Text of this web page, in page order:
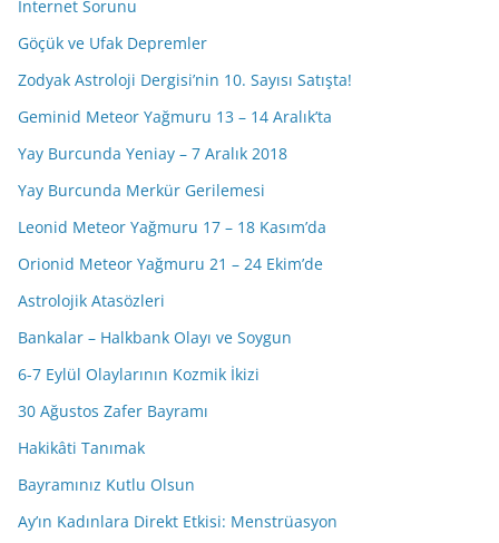
İnternet Sorunu
Göçük ve Ufak Depremler
Zodyak Astroloji Dergisi’nin 10. Sayısı Satışta!
Geminid Meteor Yağmuru 13 – 14 Aralık’ta
Yay Burcunda Yeniay – 7 Aralık 2018
Yay Burcunda Merkür Gerilemesi
Leonid Meteor Yağmuru 17 – 18 Kasım’da
Orionid Meteor Yağmuru 21 – 24 Ekim’de
Astrolojik Atasözleri
Bankalar – Halkbank Olayı ve Soygun
6-7 Eylül Olaylarının Kozmik İkizi
30 Ağustos Zafer Bayramı
Hakikâti Tanımak
Bayramınız Kutlu Olsun
Ay’ın Kadınlara Direkt Etkisi: Menstrüasyon